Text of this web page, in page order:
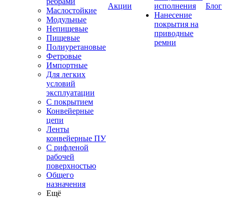
Маслостойкие
Модульные
Непищевые
Пищевые
Полиуретановые
Фетровые
Импортные
Для легких
условий
эксплуатации
С покрытием
Конвейерные
цепи
Ленты
конвейерные ПУ
С рифленой
рабочей
поверхностью
Общего
назначения
Ещё
Акции
исполнения
Нанесение
покрытия на
приводные
ремни
Блог